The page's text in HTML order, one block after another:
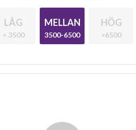
LÅG
< 3500
MELLAN
3500-6500
HÖG
>6500